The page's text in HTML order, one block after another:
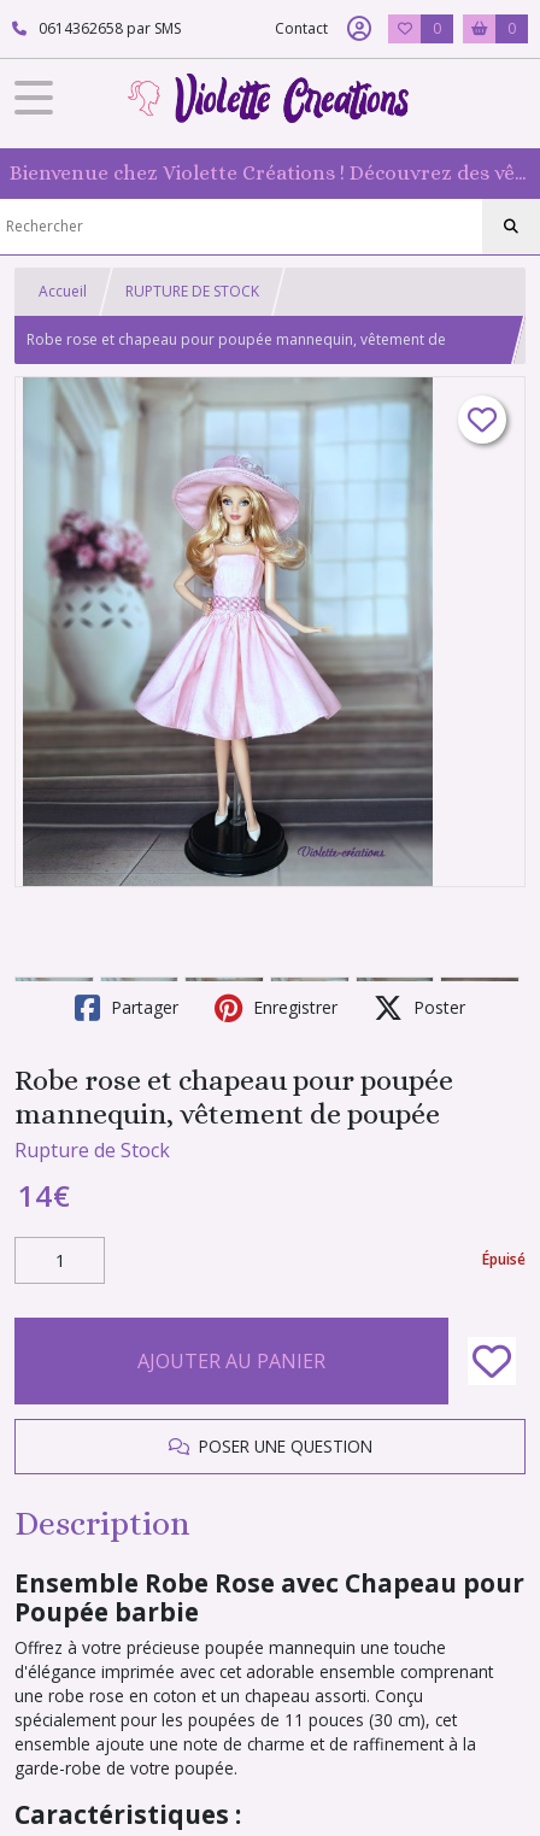
0614362658 par SMS Contact 0 0
Bienvenue chez Violette Créations ! Découvrez des vêtements faits main pour vos poupées mannequin : originaux et 100 % fabriqués en France
Accueil RUPTURE DE STOCK
Robe rose et chapeau pour poupée mannequin, vêtement de
poupée
Partager Enregistrer Poster
Robe rose et chapeau pour poupée
mannequin, vêtement de poupée
Rupture de Stock
14€
Épuisé
AJOUTER AU PANIER
POSER UNE QUESTION
Description
Ensemble Robe Rose avec Chapeau pour
Poupée barbie
Offrez à votre précieuse poupée mannequin une touche
d'élégance imprimée avec cet adorable ensemble comprenant
une robe rose en coton et un chapeau assorti. Conçu
spécialement pour les poupées de 11 pouces (30 cm), cet
ensemble ajoute une note de charme et de raffinement à la
garde-robe de votre poupée.
Caractéristiques :